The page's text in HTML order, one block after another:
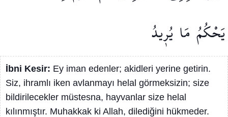
يَحْكُمُ مَا يُر۪يدُ
İbni Kesir: Ey iman edenler; akidleri yerine getirin.
Siz, ihramlı iken avlanmayı helal görmeksizin; size
bildirilecekler müstesna, hayvanlar size helal
kılınmıştır. Muhakkak ki Allah, dilediğini hükmeder.